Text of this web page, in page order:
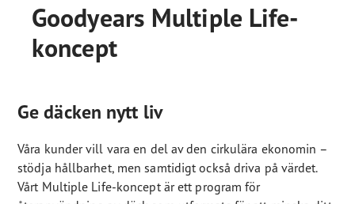
Goodyears Multiple Life-
koncept
Ge däcken nytt liv
Våra kunder vill vara en del av den cirkulära ekonomin –
stödja hållbarhet, men samtidigt också driva på värdet.
Vårt Multiple Life-koncept är ett program för